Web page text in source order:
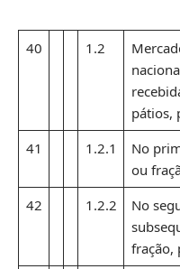
40 1.2
pátios,
41 1.2.1
No
ou
42 1.2.2
No
fração,